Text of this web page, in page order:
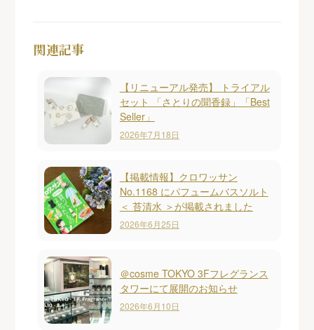
関連記事
【リニューアル発売】 トライアル
セット 「さとりの聞香録」「Best
Seller」
2026年7月18日
【掲載情報】クロワッサン
No.1168 にパフュームバスソルト
＜ 苔清水 ＞が掲載されました
2026年6月25日
＠cosme TOKYO 3Fフレグランス
タワーにて展開のお知らせ
2026年6月10日